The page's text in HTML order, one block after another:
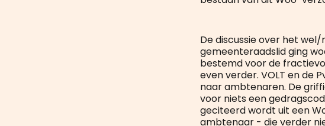
De discussie over het
gemeenteraadslid ging
bestemd voor de
even verder. VOLT en de
naar ambtenaren. De
voor niets een
geciteerd wordt uit een
ambtenaar - die verder